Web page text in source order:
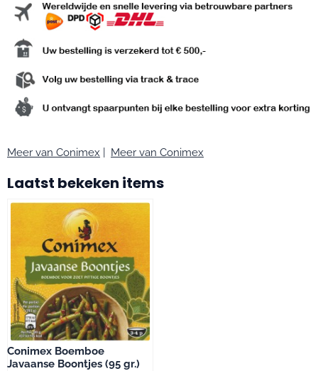
Meer van Conimex Meer van Conimex
Laatst bekeken items
Conimex Boemboe
Javaanse Boontjes (95 gr.)